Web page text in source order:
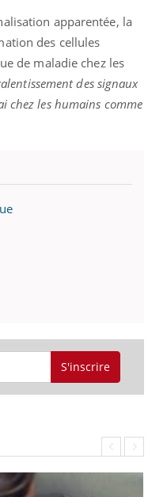
apparentée, la
des cellules
de maladie chez les
des signaux
chez les humains comme
S'inscrire